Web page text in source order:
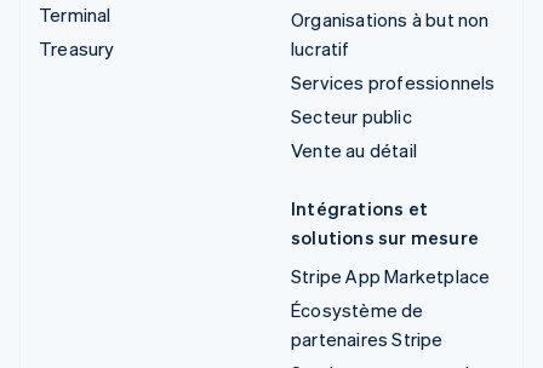
Terminal
Treasury
Organisations à but non
lucratif
Services professionnels
Secteur public
Vente au détail
Intégrations et
solutions sur mesure
Stripe App Marketplace
Écosystème de
partenaires Stripe